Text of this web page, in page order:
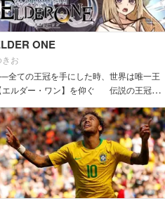
ONE
きお
全ての王冠を手にした時、世界は唯一王
エルダー・ワン】を仰ぐ 伝説の王冠を巡